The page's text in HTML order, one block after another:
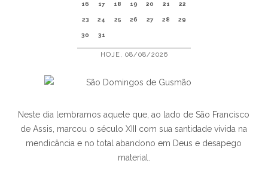
16 17 18 19 20 21 22
23 24 25 26 27 28 29
30 31
HOJE, 08/08/2026
Neste dia lembramos aquele que, ao lado de São Francisco
de Assis, marcou o século XIII com sua santidade vivida na
mendicância e no total abandono em Deus e desapego
material.